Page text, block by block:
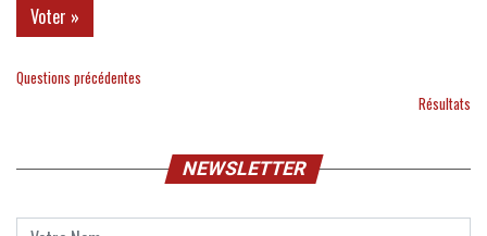
Questions précédentes
Résultats
NEWSLETTER